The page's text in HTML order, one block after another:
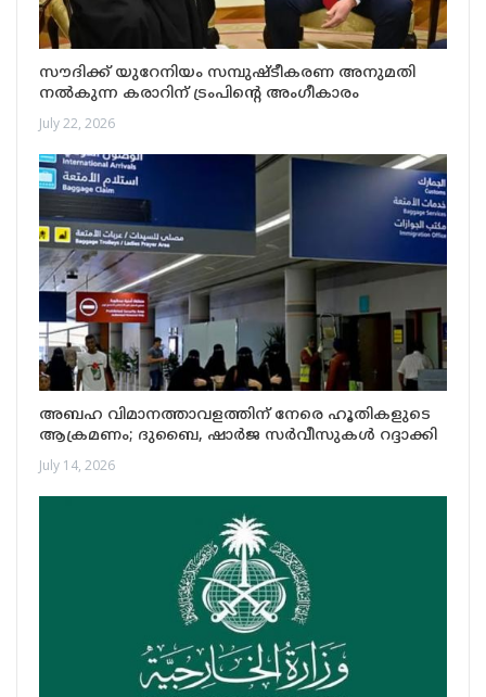
സൗദിക്ക് യുറേനിയം സമ്പുഷ്ടീകരണ അനുമതി
നൽകുന്ന കരാറിന് ട്രംപിന്റെ അംഗീകാരം
July 22, 2026
അബഹ വിമാനത്താവളത്തിന് നേരെ ഹൂതികളുടെ
ആക്രമണം; ദുബൈ, ഷാർജ സർവീസുകൾ റദ്ദാക്കി
July 14, 2026